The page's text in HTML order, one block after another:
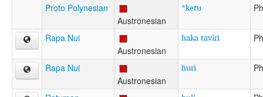
Proto Polynesian
Austronesian
*ketu
Rapa Nui
Austronesian
haka taviri
Rapa Nui
Austronesian
huri